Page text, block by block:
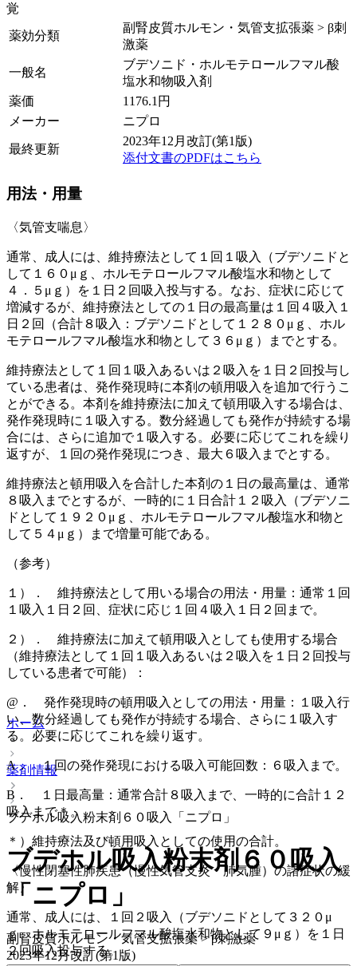
覚
薬効分類
副腎皮質ホルモン・気管支拡張薬 > β刺
激薬
一般名
ブデソニド・ホルモテロールフマル酸
塩水和物吸入剤
薬価
1176.1 円
メーカー
ニプロ
最終更新
2023年12月改訂(第1版)
添付文書のPDFはこちら
用法・用量
〈気管支喘息〉
通常、成人には、維持療法として１回１吸入（ブデソニドと
して１６０μｇ、ホルモテロールフマル酸塩水和物として
４．５μｇ）を１日２回吸入投与する。なお、症状に応じて
増減するが、維持療法としての１日の最高量は１回４吸入１
日２回（合計８吸入：ブデソニドとして１２８０μｇ、ホル
モテロールフマル酸塩水和物として３６μｇ）までとする。
維持療法として１回１吸入あるいは２吸入を１日２回投与し
ている患者は、発作発現時に本剤の頓用吸入を追加で行うこ
とができる。本剤を維持療法に加えて頓用吸入する場合は、
発作発現時に１吸入する。数分経過しても発作が持続する場
合には、さらに追加で１吸入する。必要に応じてこれを繰り
返すが、１回の発作発現につき、最大６吸入までとする。
維持療法と頓用吸入を合計した本剤の１日の最高量は、通常
８吸入までとするが、一時的に１日合計１２吸入（ブデソニ
ドとして１９２０μｇ、ホルモテロールフマル酸塩水和物と
して５４μｇ）まで増量可能である。
（参考）
１）． 維持療法として用いる場合の用法・用量：通常１回
１吸入１日２回、症状に応じ１回４吸入１日２回まで。
２）． 維持療法に加えて頓用吸入としても使用する場合
（維持療法として１回１吸入あるいは２吸入を１日２回投与
している患者で可能）：
@． 発作発現時の頓用吸入としての用法・用量：１吸入行
い、数分経過しても発作が持続する場合、さらに１吸入す
る。必要に応じてこれを繰り返す。
A． １回の発作発現における吸入可能回数：６吸入まで。
B． １日最高量：通常合計８吸入まで、一時的に合計１２
吸入まで＊。
＊）維持療法及び頓用吸入としての使用の合計。
〈慢性閉塞性肺疾患（慢性気管支炎・肺気腫）の諸症状の緩
解〉
通常、成人には、１回２吸入（ブデソニドとして３２０μ
ｇ、ホルモテロールフマル酸塩水和物として９μｇ）を１日
２回吸入投与する。
ホーム
薬剤情報
ブデホル吸入粉末剤６０吸入「ニプロ」
ブデホル吸入粉末剤６０吸入
「ニプロ」
副腎皮質ホルモン・気管支拡張薬 > β刺激薬
2023年12月改訂(第1版)